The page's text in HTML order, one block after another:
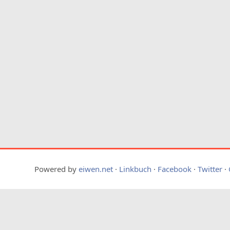
Powered by eiwen.net · Linkbuch · Facebook · Twitter ·